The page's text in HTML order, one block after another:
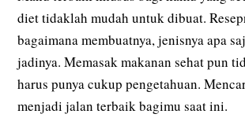
diet tidaklah mudah untuk dibuat.
bagaimana membuatnya, jenisnya apa
jadinya. Memasak makanan sehat pun
harus punya cukup pengetahuan.
menjadi jalan terbaik bagimu saat ini.